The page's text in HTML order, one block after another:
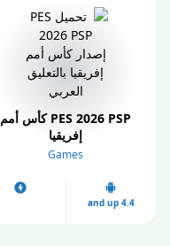
PES 2026 PSP كأس أمم
إفريقيا
Games
4.4 and up